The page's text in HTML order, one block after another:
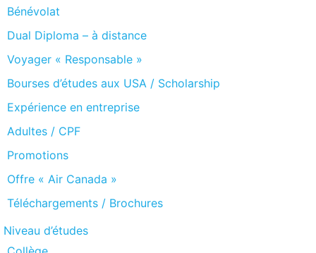
Bénévolat
Dual Diploma – à distance
Voyager « Responsable »
Bourses d’études aux USA / Scholarship
Expérience en entreprise
Adultes / CPF
Promotions
Offre « Air Canada »
Téléchargements / Brochures
Niveau d’études